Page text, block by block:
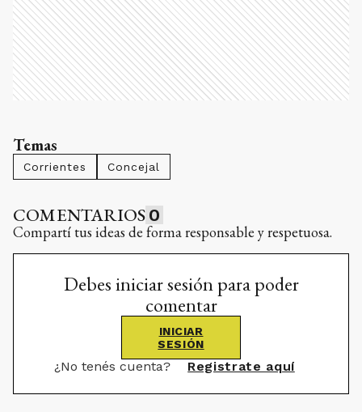
Temas
Corrientes Concejal
COMENTARIOS 0
Compartí tus ideas de forma responsable y respetuosa.
Debes iniciar sesión para poder
comentar
INICIAR
SESIÓN
¿No tenés cuenta? Registrate aquí